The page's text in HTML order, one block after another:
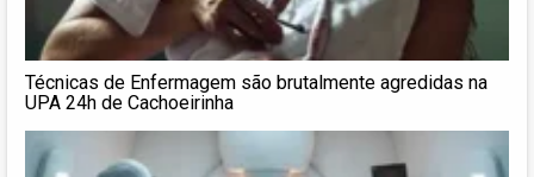
Técnicas de Enfermagem são brutalmente agredidas na
UPA 24h de Cachoeirinha